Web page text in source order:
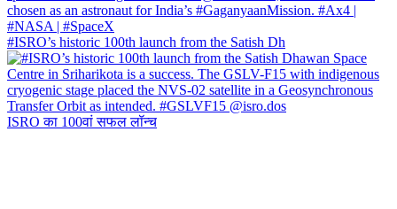
#ISRO’s historic 100th launch from the Satish Dh
ISRO का 100वां सफल लॉन्च